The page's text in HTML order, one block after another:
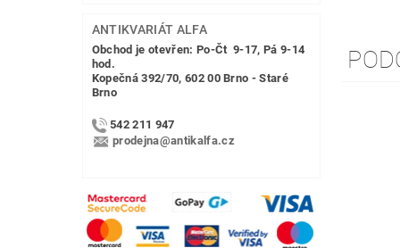
ANTIKVARIÁT ALFA
Obchod je otevřen: Po-Čt 9-17, Pá 9-14
hod.
Kopečná 392/70, 602 00 Brno - Staré
Brno
542 211 947
prodejna@antikalfa.cz